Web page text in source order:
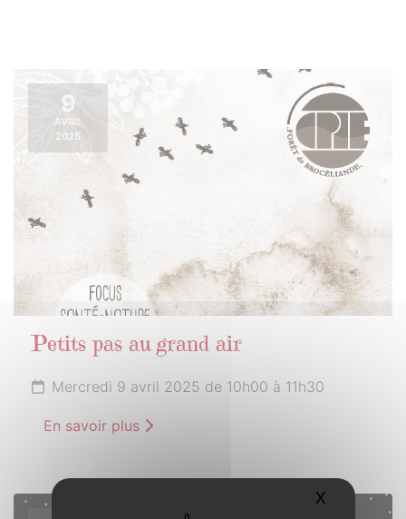
9
AVRIL
2025
Petits pas au grand air
Mercredi 9 avril 2025 de 10h00 à 11h30
En savoir plus
X Masquer